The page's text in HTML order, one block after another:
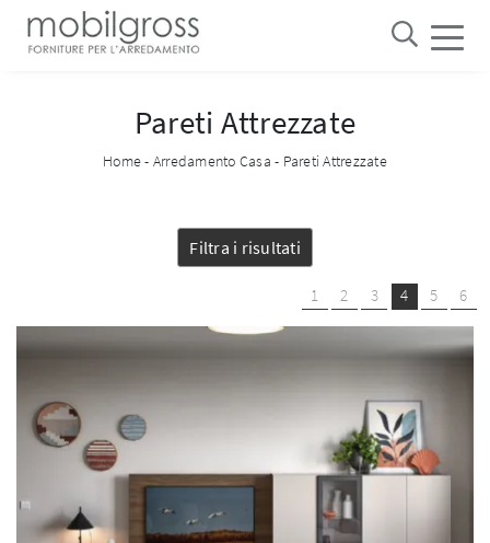
Pareti Attrezzate
Home- Arredamento Casa - Pareti Attrezzate
Filtra i risultati
1 2 3 4 5 6